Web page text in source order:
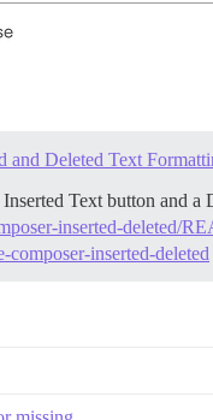
and Deleted Text
Text button and
inserted-deleted/
composer-inserted-deleted